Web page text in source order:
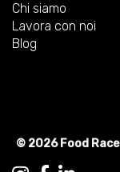
Chi siamo
Lavora con noi
Blog
© 2026 Food